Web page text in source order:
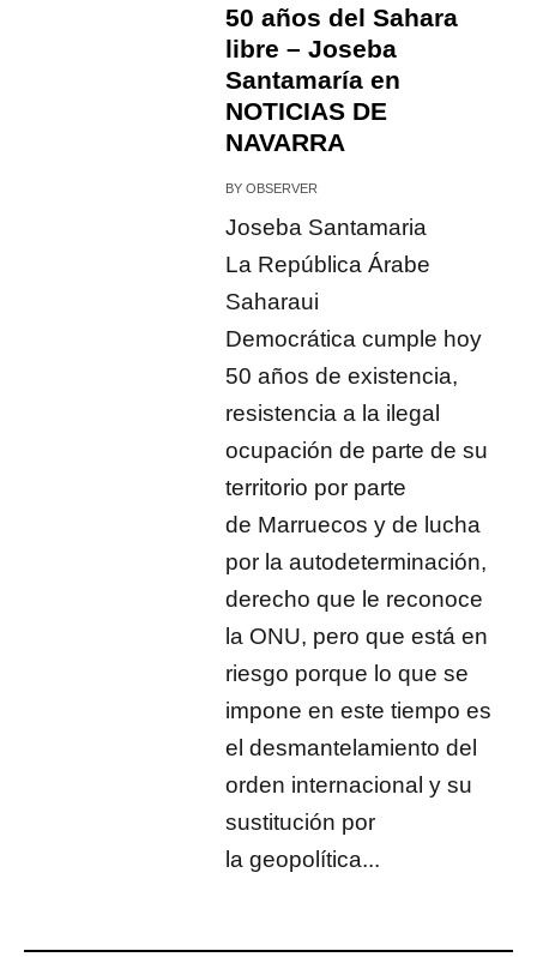
50 años del Sahara
libre – Joseba
Santamaría en
NOTICIAS DE
NAVARRA
BYOBSERVER
Joseba Santamaria
La República Árabe
Saharaui
Democrática cumple hoy
50 años de existencia,
resistencia a la ilegal
ocupación de parte de su
territorio por parte
de Marruecos y de lucha
por la autodeterminación,
derecho que le reconoce
la ONU, pero que está en
riesgo porque lo que se
impone en este tiempo es
el desmantelamiento del
orden internacional y su
sustitución por
la geopolítica...